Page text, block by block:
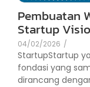
Pembuatan
Startup
04/02/2026 /
StartupStartup
fondasi yang
dirancang